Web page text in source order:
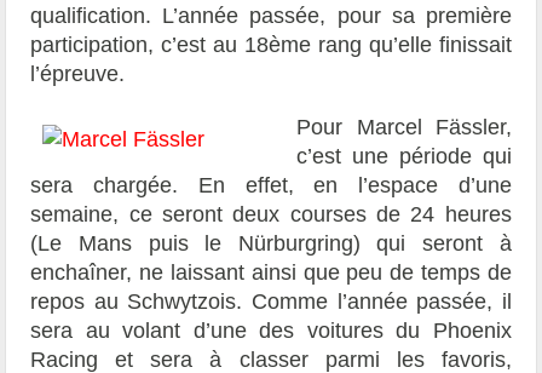
qualification. L’année passée, pour sa première
participation, c’est au 18ème rang qu’elle finissait
l’épreuve.
Pour Marcel Fässler,
c’est une période qui
sera chargée. En effet, en l’espace d’une
semaine, ce seront deux courses de 24 heures
(Le Mans puis le Nürburgring) qui seront à
enchaîner, ne laissant ainsi que peu de temps de
repos au Schwytzois. Comme l’année passée, il
sera au volant d’une des voitures du Phoenix
Racing et sera à classer parmi les favoris,